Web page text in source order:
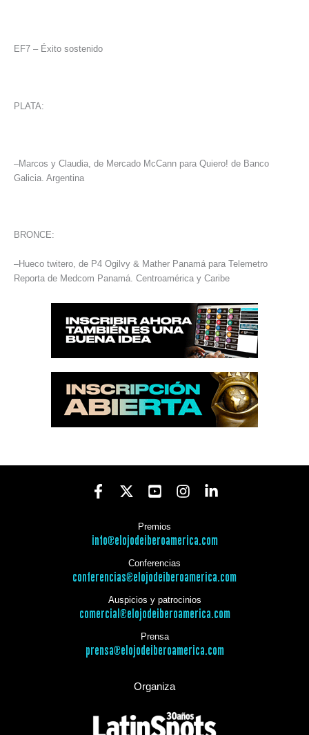
EF7 – Éxito sostenido
PLATA:
–Marcos y Claudia, de Mercado McCann para Quiero! de Banco
Galicia. Argentina
BRONCE:
–Hueco twitero, de P4 Ogilvy & Mather Panamá para Telemetro
Reporta de Medcom Panamá. Centroamérica y Caribe
Premios
info@elojodeiberoamerica.com
Conferencias
conferencias@elojodeiberoamerica.com
Auspicios y patrocinios
comercial@elojodeiberoamerica.com
Prensa
prensa@elojodeiberoamerica.com
Organiza